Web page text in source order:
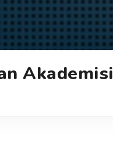
Akademisi